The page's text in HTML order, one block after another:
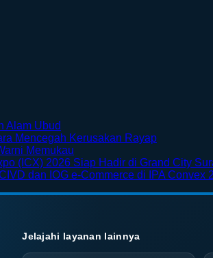
Alam Ubud
Comments
on
Menikmati
Sisi
Bali
di
Mencegah Kerusakan RayapNo
on
Furnitur
Mudah
Memukau
Comments
on
Bunga
dengan
(ICX) 2026 Siap Hadir di Grand City
dan IOG e-Commerce di IPA Convex
Jelajahi layanan lainnya